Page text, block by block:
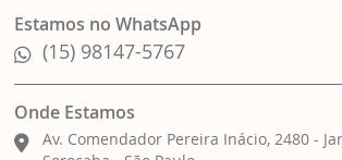
Estamos no WhatsApp
(15) 98147-5767
Onde Estamos
Av. Comendador Pereira Inácio, 2480 -